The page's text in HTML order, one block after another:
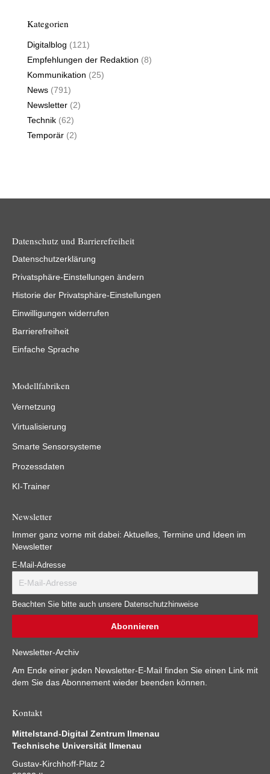
Kategorien
Digitalblog (121)
Empfehlungen der Redaktion (8)
Kommunikation (25)
News (791)
Newsletter (2)
Technik (62)
Temporär (2)
Datenschutz und Barrierefreiheit
Datenschutzerklärung
Privatsphäre-Einstellungen ändern
Historie der Privatsphäre-Einstellungen
Einwilligungen widerrufen
Barrierefreiheit
Einfache Sprache
Modellfabriken
Vernetzung
Virtualisierung
Smarte Sensorsysteme
Prozessdaten
KI-Trainer
Newsletter
Immer ganz vorne mit dabei: Aktuelles, Termine und Ideen im
Newsletter
E-Mail-Adresse
Beachten Sie bitte auch unsere Datenschutzhinweise
Newsletter-Archiv
Am Ende einer jeden Newsletter-E-Mail finden Sie einen Link mit
dem Sie das Abonnement wieder beenden können.
Kontakt
Mittelstand-Digital Zentrum Ilmenau
Technische Universität Ilmenau
Gustav-Kirchhoff-Platz 2